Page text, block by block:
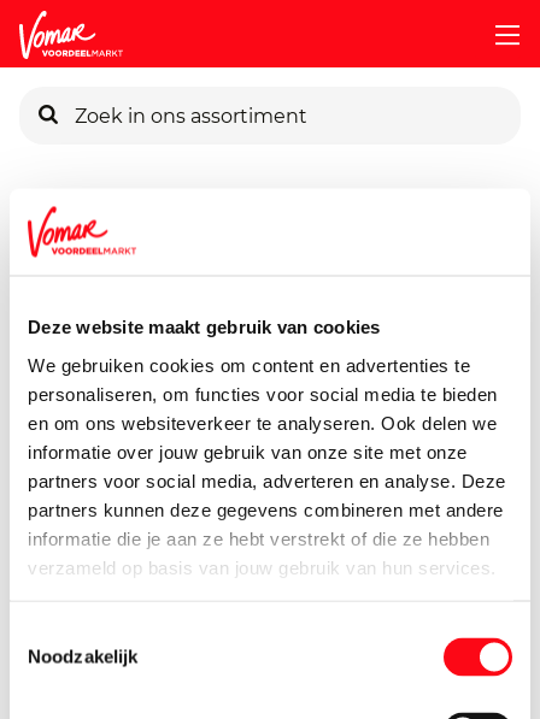
Deze website maakt gebruik van cookies
We gebruiken cookies om content en advertenties te
personaliseren, om functies voor social media te bieden
en om ons websiteverkeer te analyseren. Ook delen we
informatie over jouw gebruik van onze site met onze
partners voor social media, adverteren en analyse. Deze
partners kunnen deze gegevens combineren met andere
informatie die je aan ze hebt verstrekt of die ze hebben
verzameld op basis van jouw gebruik van hun services.
Noodzakelijk
Pincode vergeten
Persoonlijk KIK-account
Assortiment
30 gram